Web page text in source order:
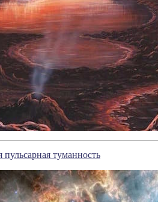
туманность